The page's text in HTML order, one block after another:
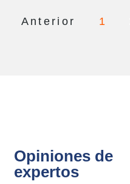
Anterior 1
Opiniones de
expertos